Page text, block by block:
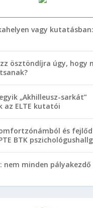
vagy
ösztöndíjra úgy, hogy
„Akhilleusz-sarkát”
ELTE kutatói
és
BTK
nem minden pályakezdő